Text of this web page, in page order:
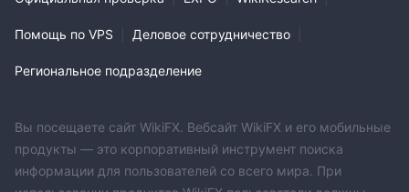
Помощь по VPS Деловое сотрудничество
Региональное подразделение
Вы посещаете сайт WikiFX. Вебсайт WikiFX и его мобильные
продукты — это корпоративный инструмент поиска
информации для пользователей со всего мира. При